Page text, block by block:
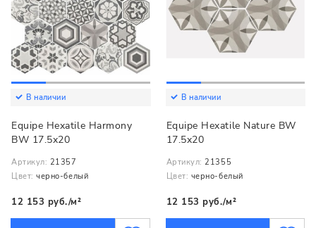
В наличии
Equipe Hexatile Harmony
BW 17.5x20
Артикул: 21357
Цвет: черно-белый
12 153 руб./м²
В наличии
Equipe Hexatile Nature BW
17.5x20
Артикул: 21355
Цвет: черно-белый
12 153 руб./м²